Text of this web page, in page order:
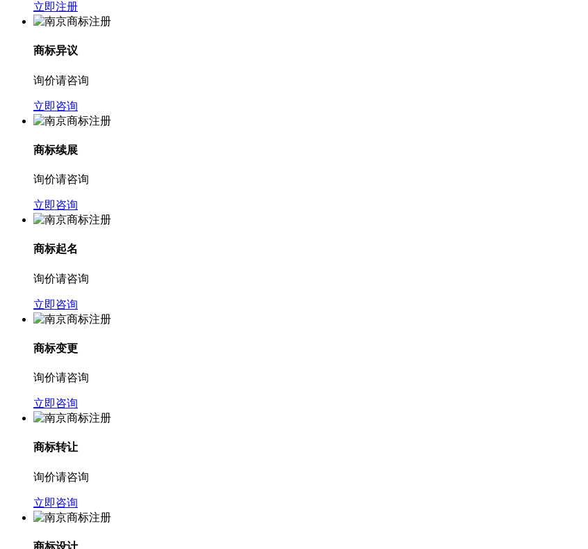
立即注册
商标异议
询价请咨询
立即咨询
商标续展
询价请咨询
立即咨询
商标起名
询价请咨询
立即咨询
商标变更
询价请咨询
立即咨询
商标转让
询价请咨询
立即咨询
商标设计